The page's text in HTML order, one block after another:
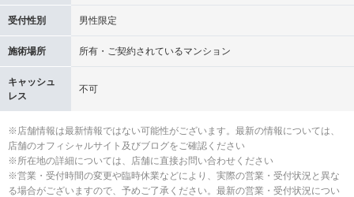
受付性別 男性限定
施術場所 所有・ご契約されているマンション
キャッシュ
レス
不可
※店舗情報は最新情報ではない可能性がございます。最新の情報については、
店舗のオフィシャルサイト及びブログをご確認ください
※所在地の詳細については、店舗に直接お問い合わせください
※営業・受付時間の変更や臨時休業などにより、実際の営業・受付状況と異な
る場合がございますので、予めご了承ください。最新の営業・受付状況につい